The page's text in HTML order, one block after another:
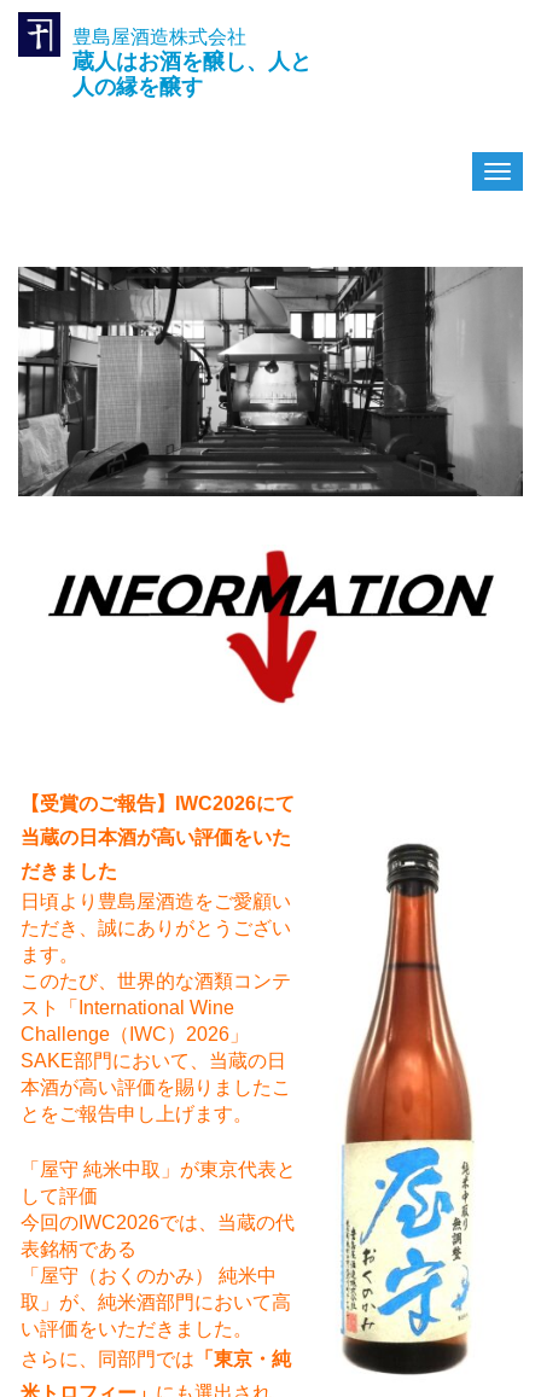
豊島屋酒造株式会社
蔵人はお酒を醸し、人と
人の縁を醸す
ナ
【受賞のご報告】IWC2026にて
当蔵の日本酒が高い評価をいた
だきました
日頃より豊島屋酒造をご愛顧い
ただき、誠にありがとうござい
ます。
このたび、世界的な酒類コンテ
スト「International Wine
Challenge（IWC）2026」
SAKE部門において、当蔵の日
本酒が高い評価を賜りましたこ
とをご報告申し上げます。
「屋守 純米中取」が東京代表と
して評価
今回のIWC2026では、当蔵の代
表銘柄である
「屋守（おくのかみ） 純米中
取」が、純米酒部門において高
い評価をいただきました。
さらに、同部門では 「東京・純
米トロフィー」 にも選出され、